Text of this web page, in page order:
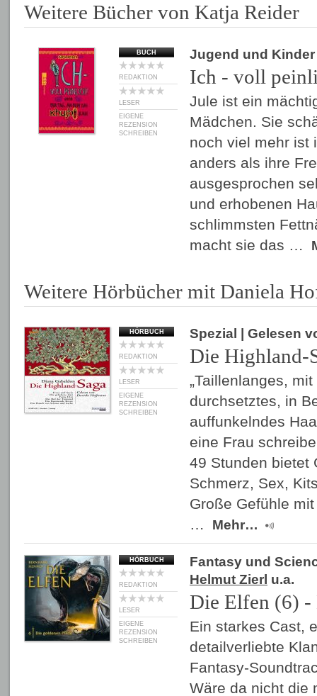
Weitere Bücher von Katja Reider
BUCH
REDAKTION
LESER
EIGENE
REZENSION
SCHREIBEN
Jugend und Kinder
Ich - voll
Jule ist ein
Mädchen. Sie
noch viel mehr ist
anders als ihre
ausgesprochen
und erhobenen
schlimmsten
macht sie das …
Weitere Hörbücher mit Daniela
HÖRBUCH
REDAKTION
LESER
EIGENE
REZENSION
SCHREIBEN
Spezial | Gelesen
Die Highland-
„Taillenlanges,
durchsetztes, in
auffunkelndes
eine Frau
49 Stunden bietet
Schmerz, Sex,
Große Gefühle
…
Mehr…
HÖRBUCH
REDAKTION
LESER
EIGENE
REZENSION
SCHREIBEN
Fantasy und
Helmut Zierl u.a.
Die Elfen (6) -
Ein starkes Cast,
detailverliebte
Fantasy-
Wäre da nicht die